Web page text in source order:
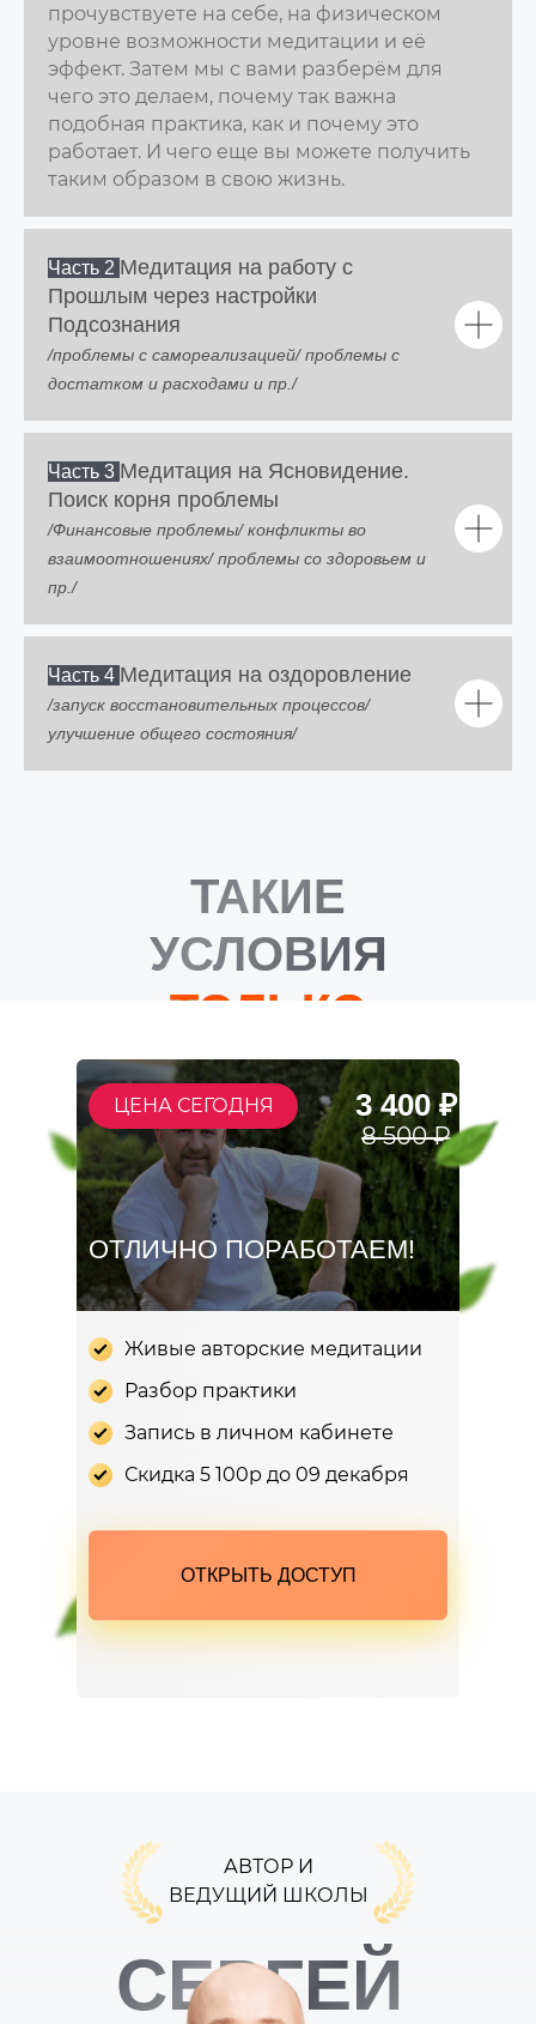
прочувствуете на себе, на физическом
уровне возможности медитации и её
эффект. Затем мы с вами разберём для
чего это делаем, почему так важна
подобная практика, как и почему это
работает. И чего еще вы можете получить
таким образом в свою жизнь.
Часть 2 Медитация на работу с
Прошлым через настройки
Подсознания
/проблемы с самореализацией/ проблемы с
достатком и расходами и пр./
Часть 3 Медитация на Ясновидение.
Поиск корня проблемы
/Финансовые проблемы/ конфликты во
взаимоотношениях/ проблемы со здоровьем и
пр./
Часть 4 Медитация на оздоровление
/запуск восстановительных процессов/
улучшение общего состояния/
ТАКИЕ
УСЛОВИЯ
ТОЛЬКО
СЕГОДНЯ!
3 400 ₽
8 500 ₽
ЦЕНА СЕГОДНЯ
Живые авторские медитации
Разбор практики
Запись в личном кабинете
Скидка 5 100р до 09 декабря
ОТКРЫТЬ ДОСТУП
ОТЛИЧНО ПОРАБОТАЕМ!
СЕРГЕЙ
АВТОР И
ВЕДУЩИЙ ШКОЛЫ